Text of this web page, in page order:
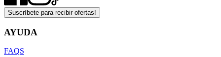
Suscríbete para recibir ofertas!
AYUDA
FAQS